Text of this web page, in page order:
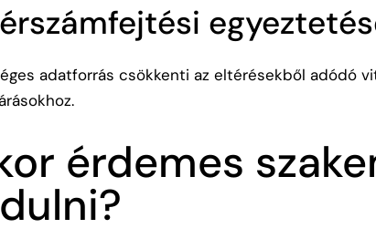
adatforrás csökkenti az eltérésekből adódó
érdemes